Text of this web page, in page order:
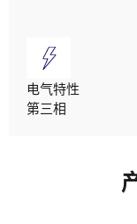
电气特性
第三相